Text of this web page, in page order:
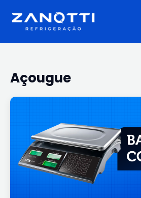
para
conteúdo
Açougue
BALANÇA
PARA
CADA
TIPO
DE
COMÉRCIO?